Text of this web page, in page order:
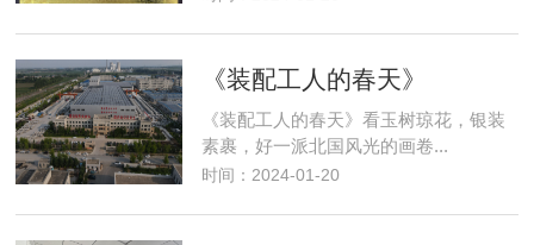
《装配工人的春天》
《装配工人的春天》看玉树琼花，银装
素裹，好一派北国风光的画卷...
时间：2024-01-20